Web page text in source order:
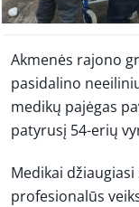
Akmenės rajono
pasidalino
medikų pajėgas
patyrusį 54-erių
Medikai
profesionalūs